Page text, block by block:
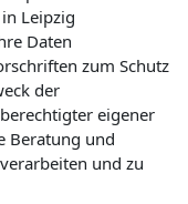
Leipzig
Daten
zum Schutz
der
eigener
Beratung und
und zu